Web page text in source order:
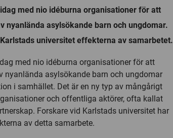
med nio idéburna organisationer för att
nyanlända asylsökande barn och ungdomar.
universitet effekterna av samarbetet.
med nio idéburna organisationer för att
nyanlända asylsökande barn och ungdomar
i samhället. Det är en ny typ av mångårigt
och offentliga aktörer, ofta kallat
Forskare vid Karlstads universitet har
av detta samarbete.